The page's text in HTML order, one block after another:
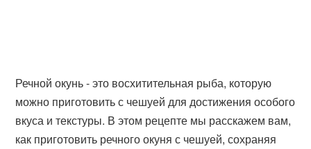
Речной окунь - это восхитительная рыба, которую
можно приготовить с чешуей для достижения особого
вкуса и текстуры. В этом рецепте мы расскажем вам,
как приготовить речного окуня с чешуей, сохраняя